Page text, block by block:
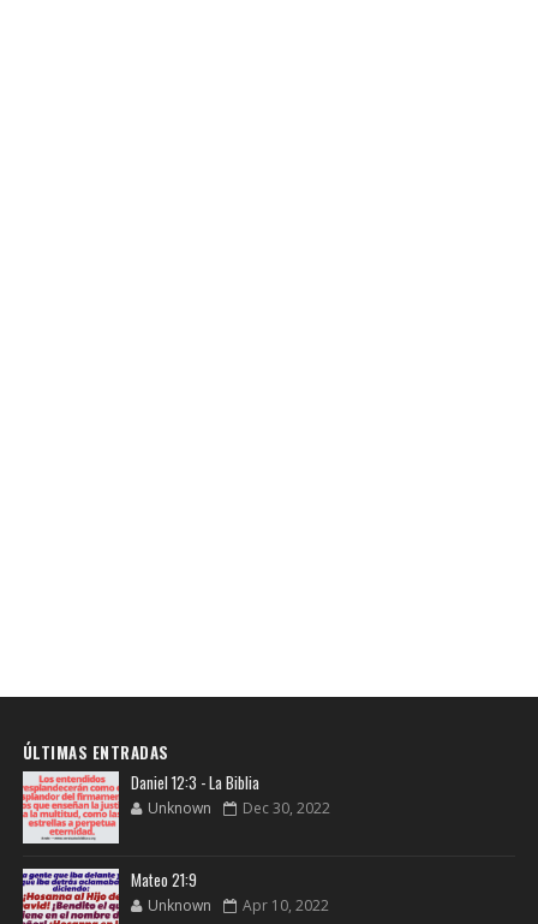
ÚLTIMAS ENTRADAS
Daniel 12:3 - La Biblia
Unknown Dec 30, 2022
Mateo 21:9
Unknown Apr 10, 2022